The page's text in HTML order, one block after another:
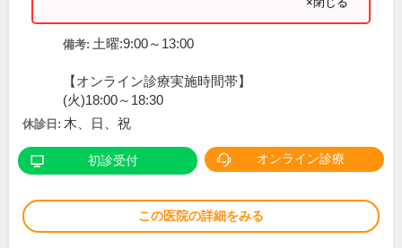
備考: 土曜:9:00～13:00
【オンライン診療実施時間帯】
(火)18:00～18:30
休診日: 木、日、祝
初診受付 オンライン診療
この医院の詳細をみる